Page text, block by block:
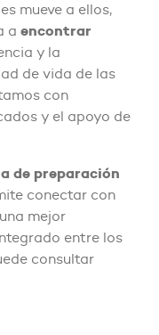
mueve a ellos,
a encontrar
y la
de vida de las
con
y el apoyo de
de preparación
conectar con
mejor
entre los
consultar